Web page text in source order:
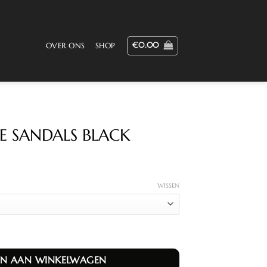
OVER ONS SHOP €0.00
SANDALS BLACK
WISSEN
aantal
AAN WINKELWAGEN